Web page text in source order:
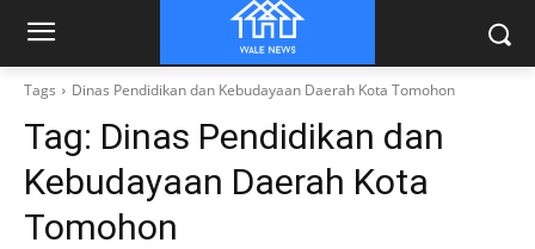
Tags Dinas Pendidikan dan Kebudayaan Daerah Kota Tomohon
Tag: Dinas Pendidikan dan
Kebudayaan Daerah Kota
Tomohon